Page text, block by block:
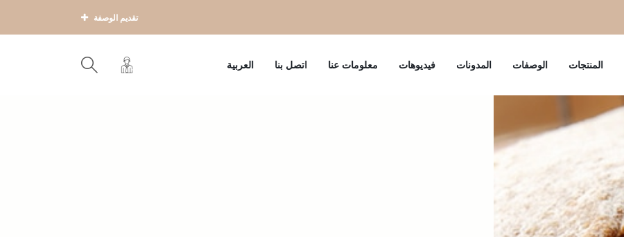
تقديم الوصفة
المنتجات الوصفات المدونات فيديوهات معلومات عنا اتصل بنا العربية